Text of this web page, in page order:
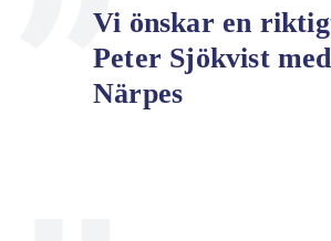
Vi önskar en
Peter Sjökvist
Närpes